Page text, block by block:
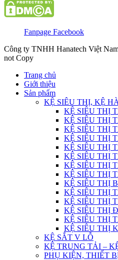
Fanpage Facebook
Công ty TNHH Hanatech Việt
not Copy
Trang chủ
Giới thiệu
Sản phẩm
KỆ SIÊU THỊ, KỆ
KỆ SIÊU THỊ
KỆ SIÊU THỊ
KỆ SIÊU THỊ
KỆ SIÊU THỊ
KỆ SIÊU THỊ
KỆ SIÊU THỊ
KỆ SIÊU THỊ
KỆ SIÊU THỊ
KỆ SIÊU THỊ
KỆ SIÊU THỊ
KỆ SIÊU THỊ
KỆ SIÊU THỊ
KỆ SIÊU THỊ
KỆ SIÊU THỊ
KỆ SẮT V LỖ
KỆ TRUNG TẢI –
PHỤ KIỆN, THIẾT